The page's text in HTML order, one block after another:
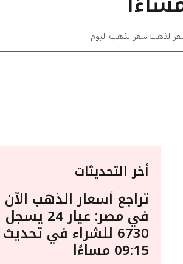
الذهب,سعر الذهب اليوم
أخر التحديثات
تراجع أسعار الذهب الآن
في مصر: عيار 24 يسجل
6730 للشراء في تحديث
09:15 مساءًا